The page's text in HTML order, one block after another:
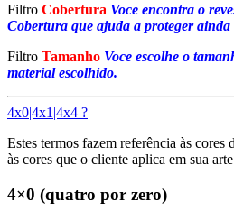
Filtro Cobertura Voce encontra o
Cobertura que ajuda a proteger ainda
Filtro Tamanho Voce escolhe o
material escolhido.
4x0|4x1|4x4 ?
Estes termos fazem referência às cores
às cores que o cliente aplica em sua
4×0 (quatro por zero)